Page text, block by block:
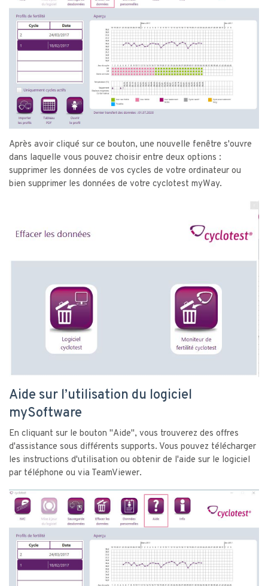
Après avoir cliqué sur ce bouton, une nouvelle fenêtre s'ouvre
dans laquelle vous pouvez choisir entre deux options :
supprimer les données de vos cycles de votre ordinateur ou
bien supprimer les données de votre cyclotest myWay.
Aide sur l’utilisation du logiciel
mySoftware
En cliquant sur le bouton "Aide", vous trouverez des offres
d'assistance sous différents supports. Vous pouvez télécharger
les instructions d'utilisation ou obtenir de l'aide sur le logiciel
par téléphone ou via TeamViewer.